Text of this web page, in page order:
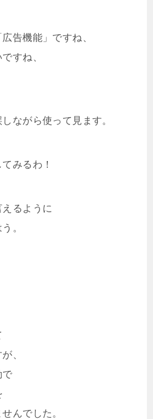
告機能」ですね、
すね、
ながら使って見ます。
みるわ！
るように
。
、
で
んでした。